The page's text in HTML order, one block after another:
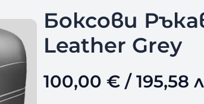
Боксови
Leather Grey
100,00 €/ 195,58